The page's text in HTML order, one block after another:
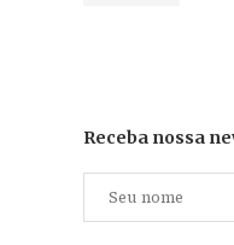
Receba nossa